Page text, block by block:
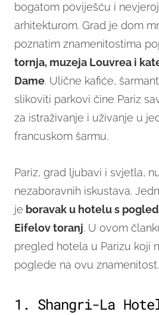
bogatom poviješću i
arhitekturom. Grad je dom
poznatim znamenitostima
tornja, muzeja Louvrea i
Dame. Ulične kafiće,
slikoviti parkovi čine Pariz
za istraživanje i uživanje u
francuskom šarmu.
Pariz, grad ljubavi i svjetla,
nezaboravnih iskustava.
je boravak u hotelu s
Eifelov toranj. U ovom
pregled hotela u Parizu koji
poglede na ovu znamenitost.
1. Shangri-La